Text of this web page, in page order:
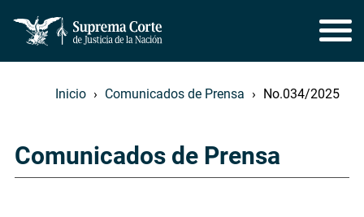
Inicio Comunicados de Prensa No.034/2025
Comunicados de Prensa